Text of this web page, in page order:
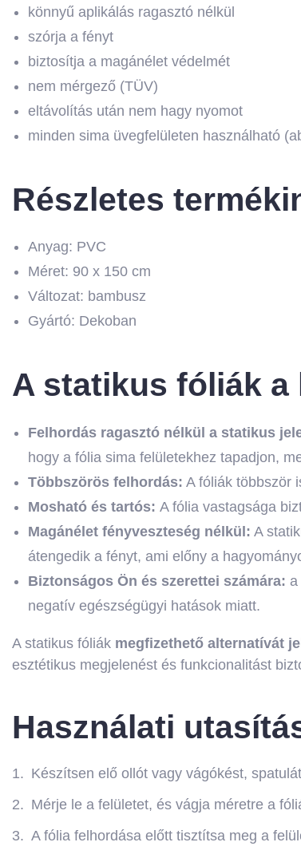
könnyű aplikálás ragasztó nélkül
szórja a fényt
biztosítja a magánélet védelmét
nem mérgező (TÜV)
eltávolítás után nem hagy nyomot
minden sima üvegfelületen használható
Részletes
Anyag: PVC
Méret: 90 x 150 cm
Változat: bambusz
Gyártó: Dekoban
A statikus fóliák
Felhordás ragasztó nélkül a statikus
hogy a fólia sima felületekhez tapadjon,
Többszörös felhordás: A fóliák többször
Mosható és tartós: A fólia vastagsága
Magánélet fényveszteség nélkül: A
átengedik a fényt, ami előny a
Biztonságos Ön és szerettei számára:
negatív egészségügyi hatások miatt.
A statikus fóliák megfizethető alternatívát
esztétikus megjelenést és funkcionalitást
Használati
Készítsen elő ollót vagy vágókést,
Mérje le a felületet, és vágja méretre a
A fólia felhordása előtt tisztítsa meg a